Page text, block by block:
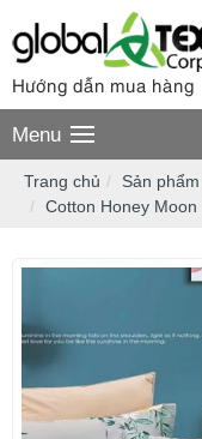
Hướng dẫn mua hàng
Menu
Trang chủ Sản phẩm
Cotton Honey Moon